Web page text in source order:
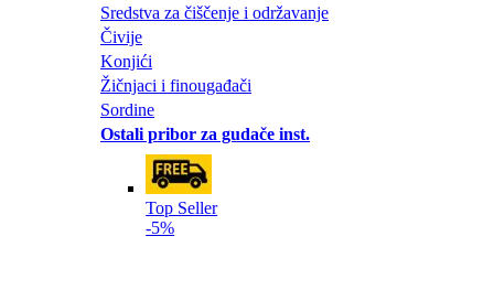
Sredstva za čiščenje i održavanje
Čivije
Konjići
Žičnjaci i finougađači
Sordine
Ostali pribor za gudače inst.
Top Seller
-5%